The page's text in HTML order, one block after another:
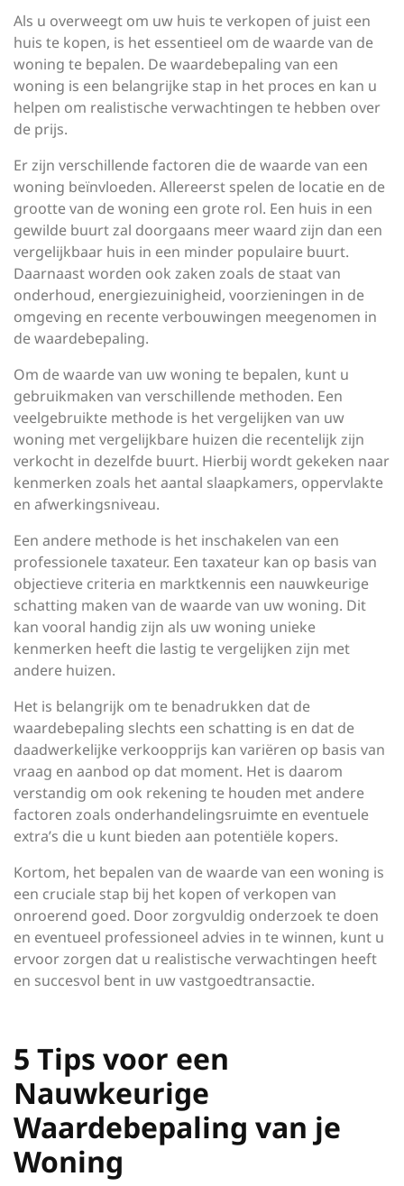
Als u overweegt om uw huis te verkopen of juist een
huis te kopen, is het essentieel om de waarde van de
woning te bepalen. De waardebepaling van een
woning is een belangrijke stap in het proces en kan u
helpen om realistische verwachtingen te hebben over
de prijs.
Er zijn verschillende factoren die de waarde van een
woning beïnvloeden. Allereerst spelen de locatie en de
grootte van de woning een grote rol. Een huis in een
gewilde buurt zal doorgaans meer waard zijn dan een
vergelijkbaar huis in een minder populaire buurt.
Daarnaast worden ook zaken zoals de staat van
onderhoud, energiezuinigheid, voorzieningen in de
omgeving en recente verbouwingen meegenomen in
de waardebepaling.
Om de waarde van uw woning te bepalen, kunt u
gebruikmaken van verschillende methoden. Een
veelgebruikte methode is het vergelijken van uw
woning met vergelijkbare huizen die recentelijk zijn
verkocht in dezelfde buurt. Hierbij wordt gekeken naar
kenmerken zoals het aantal slaapkamers, oppervlakte
en afwerkingsniveau.
Een andere methode is het inschakelen van een
professionele taxateur. Een taxateur kan op basis van
objectieve criteria en marktkennis een nauwkeurige
schatting maken van de waarde van uw woning. Dit
kan vooral handig zijn als uw woning unieke
kenmerken heeft die lastig te vergelijken zijn met
andere huizen.
Het is belangrijk om te benadrukken dat de
waardebepaling slechts een schatting is en dat de
daadwerkelijke verkoopprijs kan variëren op basis van
vraag en aanbod op dat moment. Het is daarom
verstandig om ook rekening te houden met andere
factoren zoals onderhandelingsruimte en eventuele
extra’s die u kunt bieden aan potentiële kopers.
Kortom, het bepalen van de waarde van een woning is
een cruciale stap bij het kopen of verkopen van
onroerend goed. Door zorgvuldig onderzoek te doen
en eventueel professioneel advies in te winnen, kunt u
ervoor zorgen dat u realistische verwachtingen heeft
en succesvol bent in uw vastgoedtransactie.
5 Tips voor een
Nauwkeurige
Waardebepaling van je
Woning